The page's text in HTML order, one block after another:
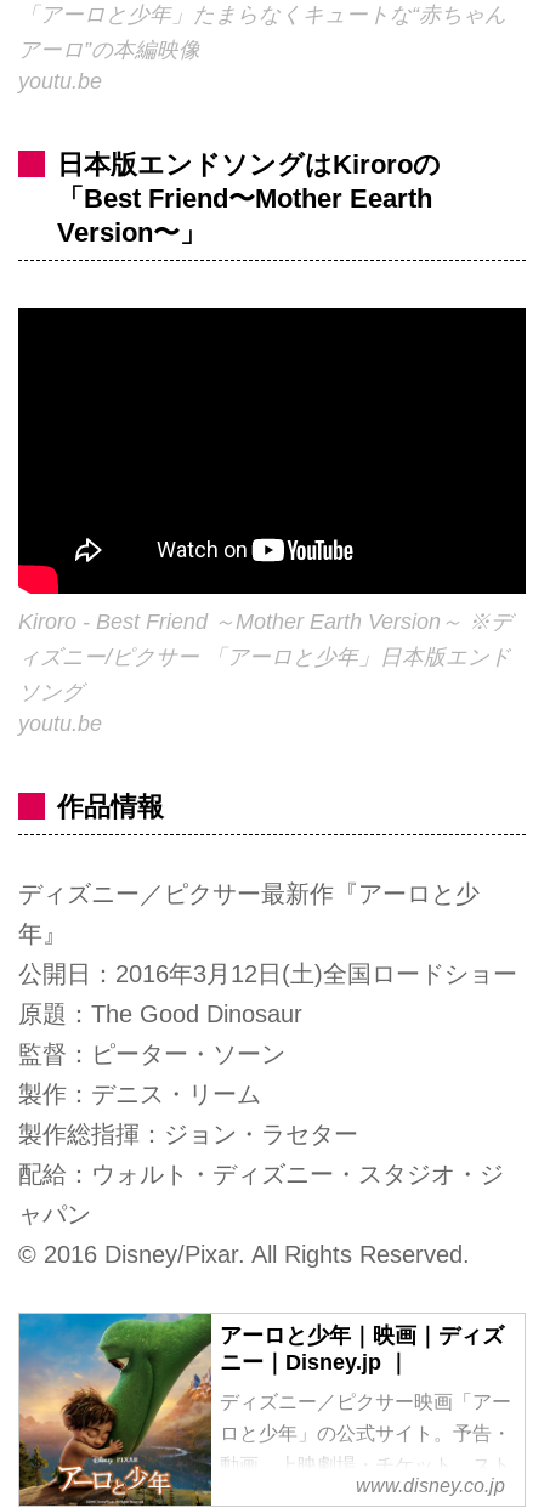
「アーロと少年」たまらなくキュートな“赤ちゃん
アーロ”の本編映像
youtu.be
日本版エンドソングはKiroroの
「Best Friend〜Mother Eearth
Version〜」
Kiroro - Best Friend ～Mother Earth Version～ ※デ
ィズニー/ピクサー 「アーロと少年」日本版エンド
ソング
youtu.be
作品情報
ディズニー／ピクサー最新作『アーロと少
年』
公開日：2016年3月12日(土)全国ロードショー
原題：The Good Dinosaur
監督：ピーター・ソーン
製作：デニス・リーム
製作総指揮：ジョン・ラセター
配給：ウォルト・ディズニー・スタジオ・ジ
ャパン
© 2016 Disney/Pixar. All Rights Reserved.
アーロと少年｜映画｜ディズ
ニー｜Disney.jp ｜
ディズニー／ピクサー映画「アー
ロと少年」の公式サイト。予告・
動画、上映劇場・チケット、スト
ーリーやキャスト・スタッフ、キ
www.disney.co.jp